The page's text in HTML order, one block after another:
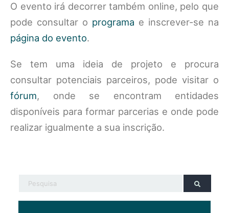
O evento irá decorrer também online, pelo que
pode consultar o programa e inscrever-se na
página do evento.
Se tem uma ideia de projeto e procura
consultar potenciais parceiros, pode visitar o
fórum, onde se encontram entidades
disponíveis para formar parcerias e onde pode
realizar igualmente a sua inscrição.